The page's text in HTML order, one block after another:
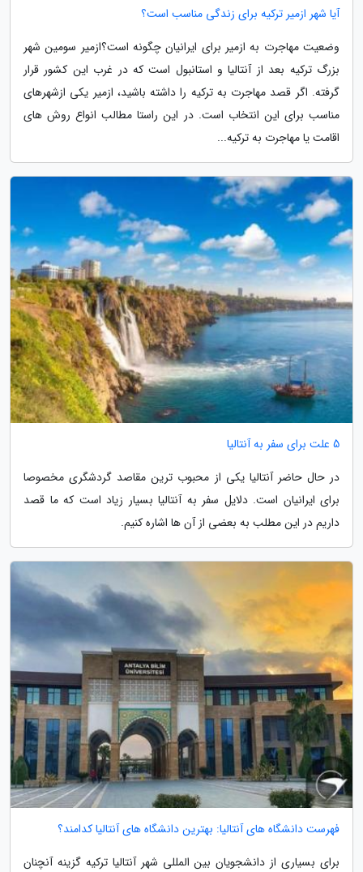
آیا شهر ازمیر ترکیه برای زندگی مناسب است؟
وضعیت مهاجرت به ازمیر برای ایرانیان چگونه است؟ازمیر سومین شهر
بزرگ ترکیه بعد از آنتالیا و استانبول است که در غرب این کشور قرار
گرفته. اگر قصد مهاجرت به ترکیه را داشته باشید، ازمیر یکی ازشهرهای
مناسب برای این انتخاب است. در این راستا مطالب انواع روش های
اقامت یا مهاجرت به ترکیه...
5 علت برای سفر به آنتالیا
در حال حاضر آنتالیا یکی از محبوب ترین مقاصد گردشگری مخصوصا
برای ایرانیان است. دلایل سفر به آنتالیا بسیار زیاد است که ما قصد
داریم در این مطلب به بعضی از آن ها اشاره کنیم.
فهرست دانشگاه های آنتالیا: بهترین دانشگاه های آنتالیا کدامند؟
برای بسیاری از دانشجویان بین المللی شهر آنتالیا ترکیه گزینه آنچنان